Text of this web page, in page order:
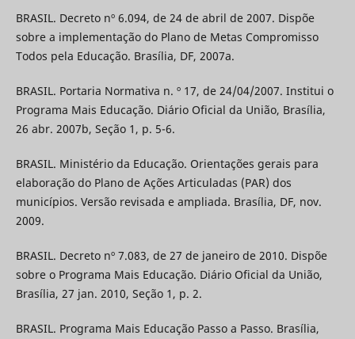
BRASIL. Decreto nº 6.094, de 24 de abril de 2007. Dispõe
sobre a implementação do Plano de Metas Compromisso
Todos pela Educação. Brasília, DF, 2007a.
BRASIL. Portaria Normativa n. º 17, de 24/04/2007. Institui o
Programa Mais Educação. Diário Oficial da União, Brasília,
26 abr. 2007b, Seção 1, p. 5-6.
BRASIL. Ministério da Educação. Orientações gerais para
elaboração do Plano de Ações Articuladas (PAR) dos
municípios. Versão revisada e ampliada. Brasília, DF, nov.
2009.
BRASIL. Decreto nº 7.083, de 27 de janeiro de 2010. Dispõe
sobre o Programa Mais Educação. Diário Oficial da União,
Brasília, 27 jan. 2010, Seção 1, p. 2.
BRASIL. Programa Mais Educação Passo a Passo. Brasília,